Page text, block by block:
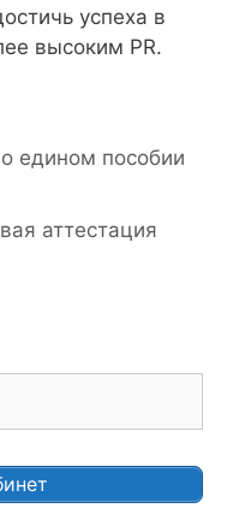
успеха в
высоким PR.
едином пособии
аттестация